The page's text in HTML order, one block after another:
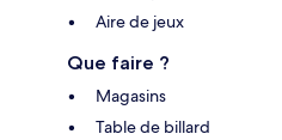
Aire de jeux
Que faire ?
Magasins
Table de billard